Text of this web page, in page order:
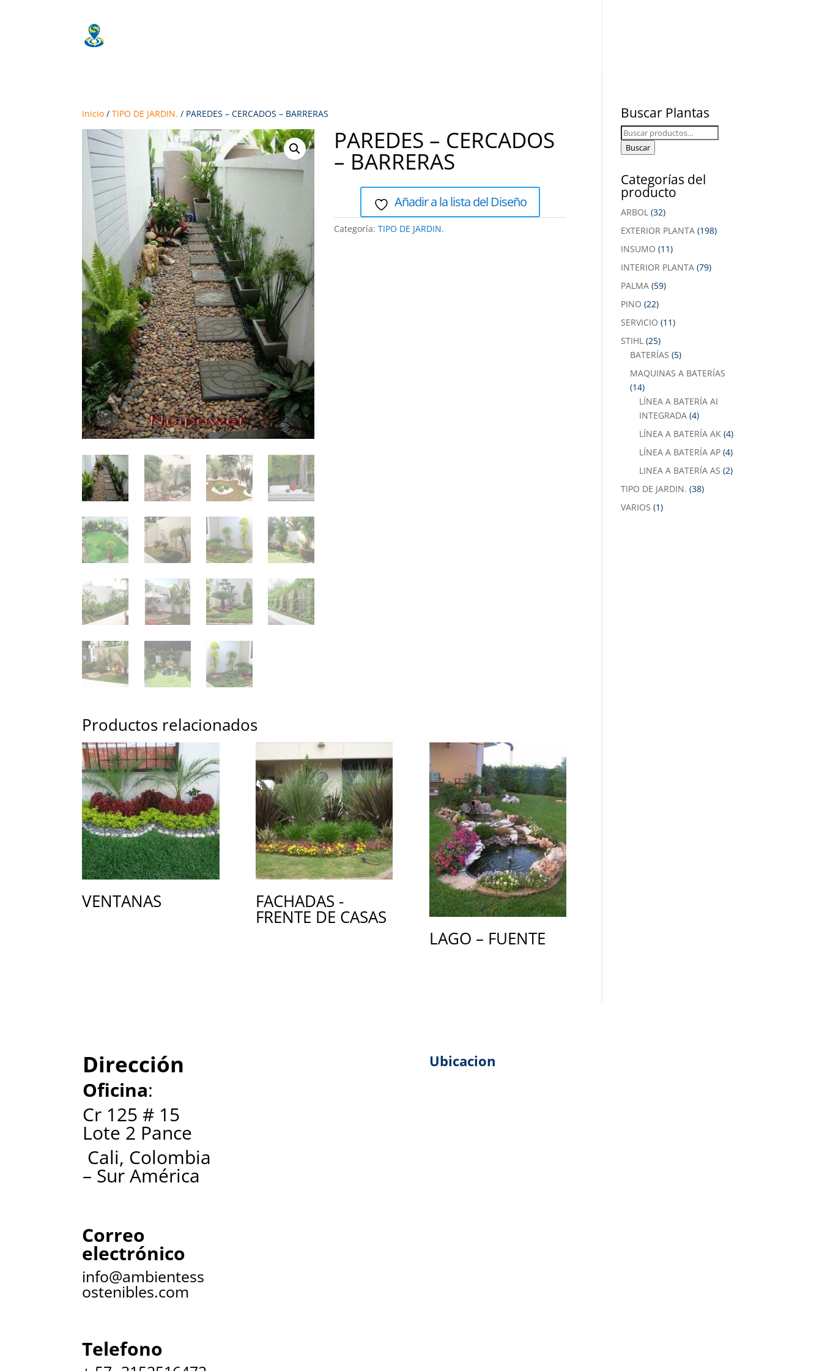
Inicio /TIPO DE JARDIN. / PAREDES – CERCADOS – BARRERAS
PAREDES – CERCADOS
– BARRERAS
Añadir a la lista del Diseño
Categoría:TIPO DE JARDIN.
Productos relacionados
VENTANAS FACHADAS -
FRENTE DE CASAS
LAGO – FUENTE
Buscar Plantas
Buscar
por:
Buscar
Categorías del
producto
ARBOL (32)
EXTERIOR PLANTA (198)
INSUMO (11)
INTERIOR PLANTA (79)
PALMA (59)
PINO (22)
SERVICIO (11)
STIHL (25)
BATERÍAS (5)
MAQUINAS A BATERÍAS
(14)
LÍNEA A BATERÍA AI
INTEGRADA (4)
LÍNEA A BATERÍA AK (4)
LÍNEA A BATERÍA AP (4)
LINEA A BATERÍA AS (2)
TIPO DE JARDIN. (38)
VARIOS (1)
Dirección
Oficina:
Cr 125 # 15
Lote 2 Pance
Cali, Colombia
– Sur América
Correo
electrónico
info@ambientess
ostenibles.com
Telefono
Ubicacion